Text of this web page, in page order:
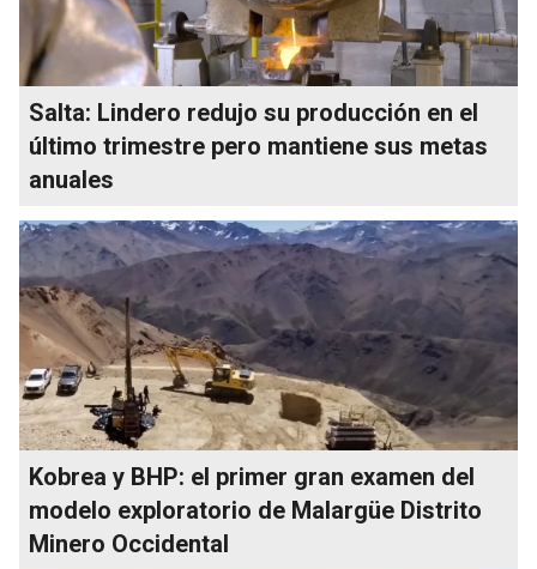
Salta: Lindero redujo su producción en el
último trimestre pero mantiene sus metas
anuales
Kobrea y BHP: el primer gran examen del
modelo exploratorio de Malargüe Distrito
Minero Occidental